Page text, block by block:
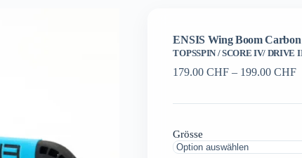
ENSIS Wing Boom Carbon
TOPSSPIN / SCORE IV/ DRIVE
179.00CHF – 199.00CHF
Grösse